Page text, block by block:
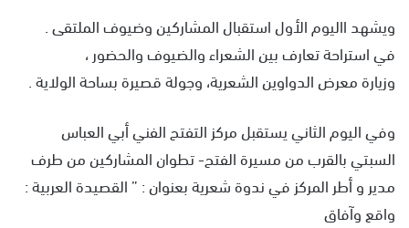
ويشهد االيوم الأول استقبال المشاركين وضيوف الملتقى .
في استراحة تعارف بين الشعراء والضيوف والحضور ،
وزيارة معرض الدواوين الشعرية، وجولة قصيرة بساحة الولاية .
وفي اليوم الثاني يستقبل مركز التفتح الفني أبي العباس
السبتي بالقرب من مسيرة الفتح- تطوان المشاركين من طرف
مدير و أطر المركز في ندوة شعرية بعنوان : ” القصيدة العربية :
واقع وآفاق